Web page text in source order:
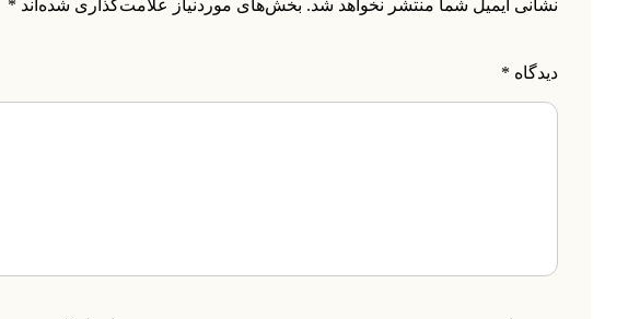
نشانی ایمیل شما منتشر نخواهد شد. بخش‌های موردنیاز علامت‌گذاری شده‌اند *
دیدگاه *